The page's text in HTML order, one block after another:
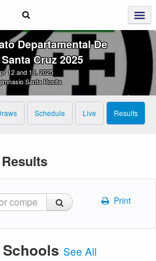
Departamental De
Cruz 2025
12 and 13, 2025
Santa Rosita
Schedule Live Results
Results
Print
See All